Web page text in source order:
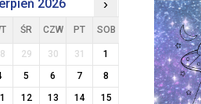
2026 ›
ŚR CZW PT SOB
29 30 31
1
5 6 7
8
12 13 14
15